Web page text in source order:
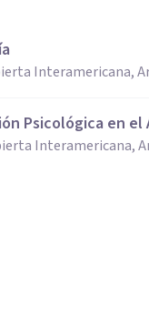
Interamericana,
Psicológica en
Interamericana,